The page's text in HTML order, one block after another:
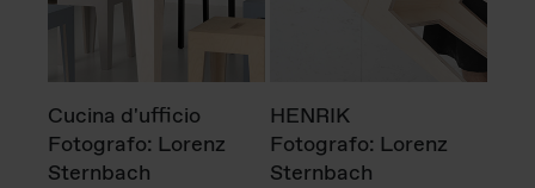
Cucina d'ufficio
Fotografo: Lorenz
Sternbach
HENRIK
Fotografo: Lorenz
Sternbach